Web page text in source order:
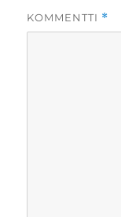
KOMMENTTI *